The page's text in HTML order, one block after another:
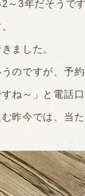
～3年だそうで
ました。
のですが、予
ね～」と電話
昨今では、当